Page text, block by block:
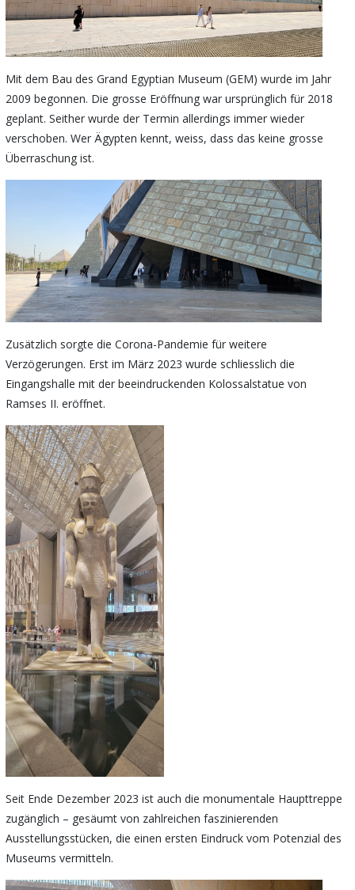
Mit dem Bau des Grand Egyptian Museum (GEM) wurde im Jahr
2009 begonnen. Die grosse Eröffnung war ursprünglich für 2018
geplant. Seither wurde der Termin allerdings immer wieder
verschoben. Wer Ägypten kennt, weiss, dass das keine grosse
Überraschung ist.
Zusätzlich sorgte die Corona-Pandemie für weitere
Verzögerungen. Erst im März 2023 wurde schliesslich die
Eingangshalle mit der beeindruckenden Kolossalstatue von
Ramses II. eröffnet.
Seit Ende Dezember 2023 ist auch die monumentale Haupttreppe
zugänglich – gesäumt von zahlreichen faszinierenden
Ausstellungsstücken, die einen ersten Eindruck vom Potenzial des
Museums vermitteln.